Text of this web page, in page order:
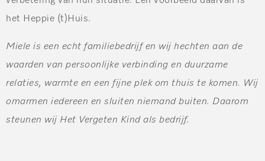
het Heppie (t)Huis.
Miele is een echt familiebedrijf en wij hechten aan de
waarden van persoonlijke verbinding en duurzame
relaties, warmte en een fijne plek om thuis te komen. Wij
omarmen iedereen en sluiten niemand buiten. Daarom
steunen wij Het Vergeten Kind als bedrijf.